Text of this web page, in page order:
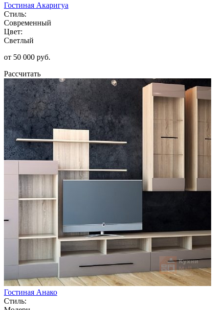
Гостиная Акаригуа
Стиль:
Современный
Цвет:
Светлый
от 50 000 руб.
Рассчитать
Гостиная Анако
Стиль: